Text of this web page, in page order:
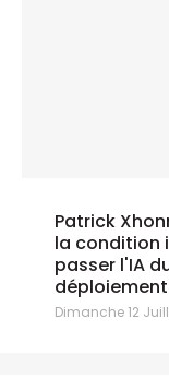
Patrick
la condition
passer l'IA
Dimanche 12